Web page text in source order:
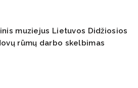
muziejus Lietuvos Didžiosios
rūmų darbo skelbimas